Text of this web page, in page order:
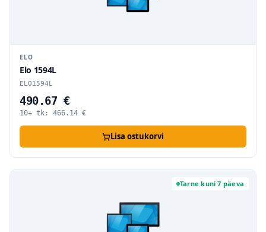
ELO
Elo 1594L
ELO1594L
490.67 €
10+ tk: 466.14 €
Lisa ostukorvi
Tarne kuni 7 päeva